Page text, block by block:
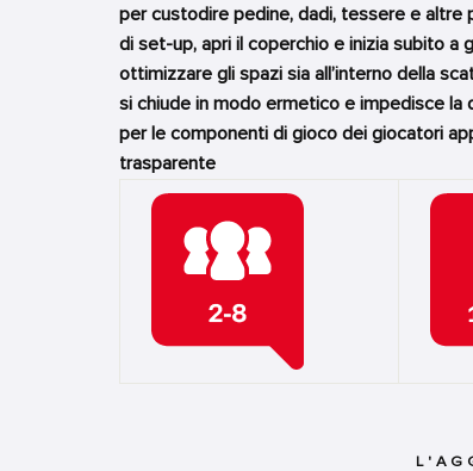
per custodire pedine, dadi, tessere e
di set-up, apri il coperchio e inizia subito
ottimizzare gli spazi sia all’interno della
si chiude in modo ermetico e impedisce
per le componenti di gioco dei giocatori
trasparente